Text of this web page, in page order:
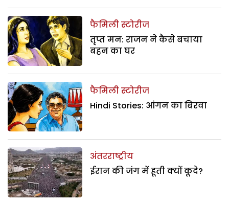
फैमिली स्टोरीज
तृप्त मन: राजन ने कैसे बचाया
बहन का घर
फैमिली स्टोरीज
Hindi Stories: आंगन का बिरवा
अंतरराष्ट्रीय
ईरान की जंग में हूती क्यों कूदे?